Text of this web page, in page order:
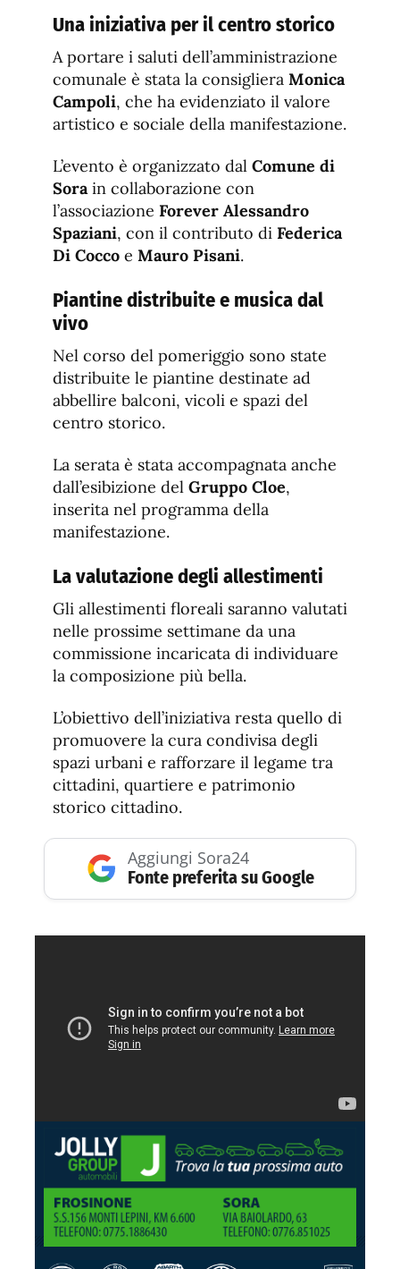
Una iniziativa per il centro storico
A portare i saluti dell’amministrazione
comunale è stata la consigliera Monica
Campoli, che ha evidenziato il valore
artistico e sociale della manifestazione.
L’evento è organizzato dal Comune di
Sora in collaborazione con
l’associazione Forever Alessandro
Spaziani, con il contributo di Federica
Di Cocco e Mauro Pisani.
Piantine distribuite e musica dal
vivo
Nel corso del pomeriggio sono state
distribuite le piantine destinate ad
abbellire balconi, vicoli e spazi del
centro storico.
La serata è stata accompagnata anche
dall’esibizione del Gruppo Cloe,
inserita nel programma della
manifestazione.
La valutazione degli allestimenti
Gli allestimenti floreali saranno valutati
nelle prossime settimane da una
commissione incaricata di individuare
la composizione più bella.
L’obiettivo dell’iniziativa resta quello di
promuovere la cura condivisa degli
spazi urbani e rafforzare il legame tra
cittadini, quartiere e patrimonio
storico cittadino.
Aggiungi Sora24
Fonte preferita su Google